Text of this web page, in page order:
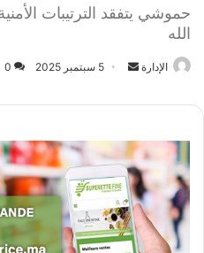
حموشي يتفقد الترتيبات
الله
الإدارة
أرسل
إلكترونيا
5 سبتمبر 2025 0